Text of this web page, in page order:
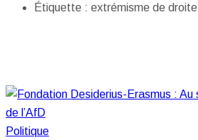
Étiquette : extrémisme de droite
Politique